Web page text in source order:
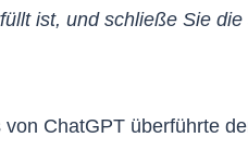
ist, und schließe Sie
von ChatGPT überführte